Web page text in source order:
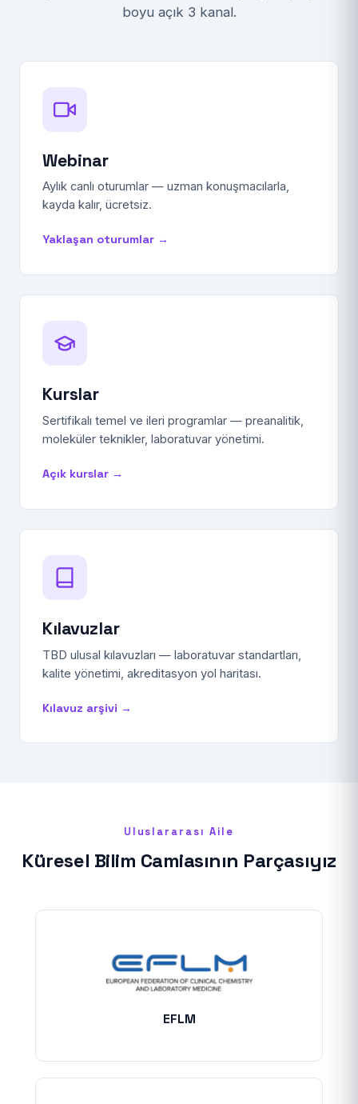
boyu açık 3 kanal.
Webinar
Aylık canlı oturumlar — uzman konuşmacılarla,
kayda kalır, ücretsiz.
Yaklaşan oturumlar →
Kurslar
Sertifikalı temel ve ileri programlar — preanalitik,
moleküler teknikler, laboratuvar yönetimi.
Açık kurslar →
Kılavuzlar
TBD ulusal kılavuzları — laboratuvar standartları,
kalite yönetimi, akreditasyon yol haritası.
Kılavuz arşivi →
Uluslararası Aile
Küresel Bilim Camiasının Parçasıyız
EFLM